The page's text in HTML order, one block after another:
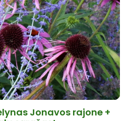
Jonavos rajone +